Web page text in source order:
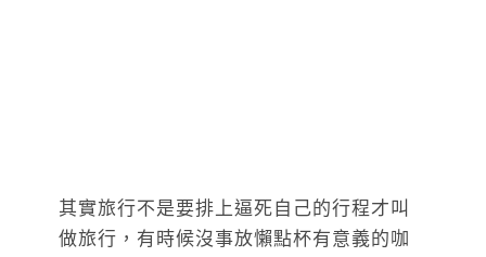
其實旅行不是要排上逼死自己的行程才叫
做旅行，有時候沒事放懶點杯有意義的咖